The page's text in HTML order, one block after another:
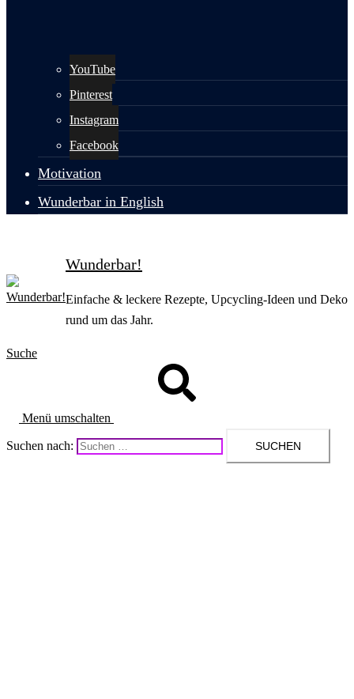
YouTube
Pinterest
Instagram
Facebook
Motivation
Wunderbar in English
Wunderbar!
Einfache & leckere Rezepte, Upcycling-Ideen und Deko
rund um das Jahr.
Suche
Menü umschalten
Suchen nach: